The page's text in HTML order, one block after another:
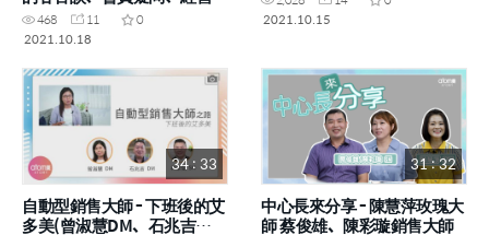
題468 11
0
2021.10.18
2021.10.15
34 : 33
自動型銷售大師 - 下班後的艾
多美(曾淑慧DM、石兆吉
31 : 32
中心長來分享 - 陳慧萍玫瑰大
師 蔡俊雄、陳彩璇銷售大師